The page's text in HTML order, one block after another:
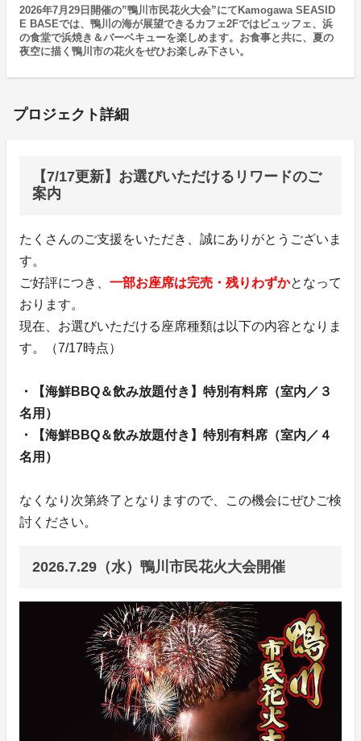
2026年7月29日開催の”鴨川市民花火大会”にてKamogawa SEASID
E BASEでは、鴨川の海が展望できるカフェ2Fではビュッフェ、浜
の食堂で浜焼き＆バーベキューを楽しめます。お食事と共に、夏の
夜空に描く鴨川市の花火をぜひお楽しみ下さい。
プロジェクト詳細
【7/17更新】お選びいただけるリワードのご
案内
たくさんのご支援をいただき、誠にありがとうございま
す。
ご好評につき、 一部お座席は完売・残りわずかとなって
おります。
現在、お選びいただける座席種類は以下の内容となりま
す。（7/17時点）
・【海鮮BBQ＆飲み放題付き】特別有料席（室内／３
名用）
・【海鮮BBQ＆飲み放題付き】特別有料席（室内／４
名用）
なくなり次第終了となりますので、この機会にぜひご検
討ください。
2026.7.29（水）鴨川市民花火大会開催